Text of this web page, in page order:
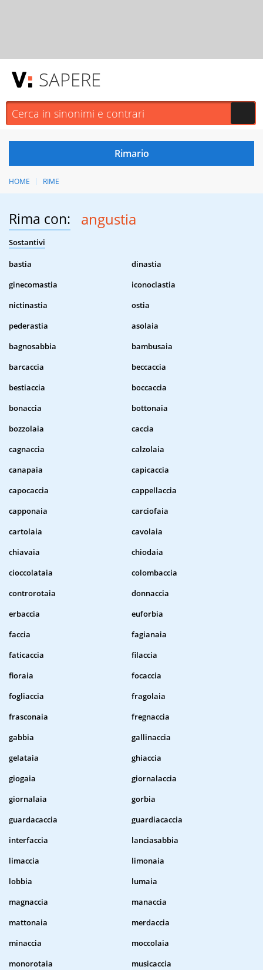
SAPERE
HOME RIME
Rima con: angustia
Sostantivi
bastia
dinastia
ginecomastia
iconoclastia
nictinastia
ostia
pederastia
asolaia
bagnosabbia
bambusaia
barcaccia
beccaccia
bestiaccia
boccaccia
bonaccia
bottonaia
bozzolaia
caccia
cagnaccia
calzolaia
canapaia
capicaccia
capocaccia
cappellaccia
capponaia
carciofaia
cartolaia
cavolaia
chiavaia
chiodaia
cioccolataia
colombaccia
controrotaia
donnaccia
erbaccia
euforbia
faccia
fagianaia
faticaccia
filaccia
fioraia
focaccia
fogliaccia
fragolaia
frasconaia
fregnaccia
gabbia
gallinaccia
gelataia
ghiaccia
giogaia
giornalaccia
giornalaia
gorbia
guardacaccia
guardiacaccia
interfaccia
lanciasabbia
limaccia
limonaia
lobbia
lumaia
magnaccia
manaccia
mattonaia
merdaccia
minaccia
moccolaia
monorotaia
musicaccia